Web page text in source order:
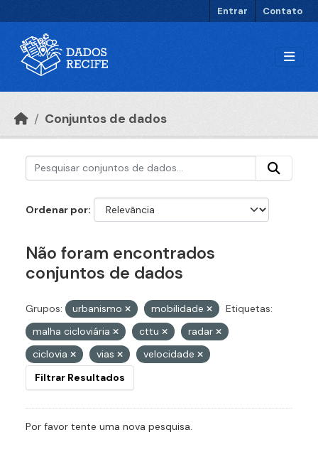
Entrar Contato
Conjuntos de dados
Ordenar por
Não foram encontrados
conjuntos de dados
Grupos: urbanismo mobilidade
Etiquetas:
malha cicloviária
cttu
radar
ciclovia
vias
velocidade
Filtrar Resultados
Por favor tente uma nova pesquisa.